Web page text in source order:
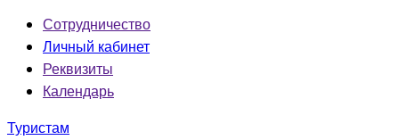
Сотрудничество
Личный кабинет
Реквизиты
Календарь
Туристам